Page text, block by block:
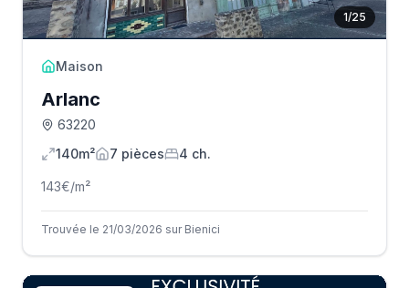
1/25
Maison
Arlanc
63220
140m²
7 pièces 4 ch.
143€/m²
Trouvée le 21/03/2026 sur Bienici